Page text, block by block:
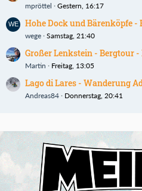
mpröttel Gestern, 16:17
Hohe Dock und Bärenköpfe
wege Samstag, 21:40
Großer Lenkstein - Bergtour
Martin Freitag, 13:05
Lago di Lares - Wanderung
Andreas84 Donnerstag, 20:41